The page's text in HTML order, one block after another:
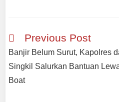
Previous Post
Banjir Belum Surut, Kapolres
Singkil Salurkan Bantuan
Boat